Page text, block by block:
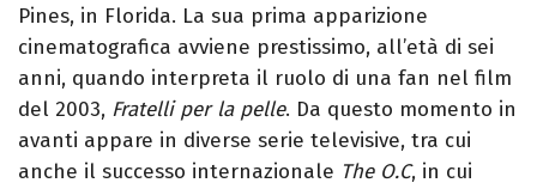
Pines, in Florida. La sua prima apparizione
cinematografica avviene prestissimo, all’età di sei
anni, quando interpreta il ruolo di una fan nel film
del 2003, Fratelli per la pelle. Da questo momento in
avanti appare in diverse serie televisive, tra cui
anche il successo internazionale The O.C, in cui